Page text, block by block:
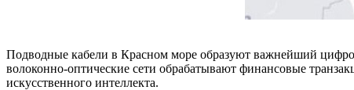
Подводные кабели в Красном море образуют важнейший
волоконно-оптические сети обрабатывают финансовые
искусственного интеллекта.